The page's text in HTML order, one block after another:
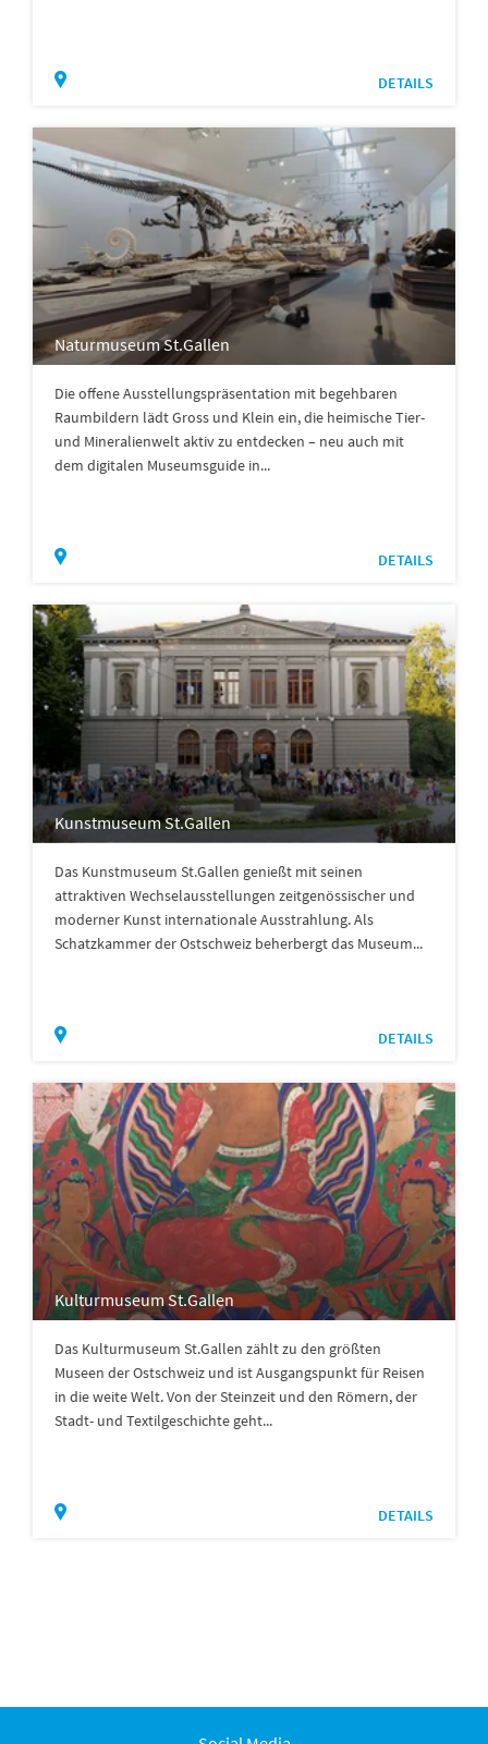
DETAILS
Naturmuseum St.Gallen
Die offene Ausstellungspräsentation mit begehbaren
Raumbildern lädt Gross und Klein ein, die heimische Tier-
und Mineralienwelt aktiv zu entdecken – neu auch mit
dem digitalen Museumsguide in...
DETAILS
Kunstmuseum St.Gallen
Das Kunstmuseum St.Gallen genießt mit seinen
attraktiven Wechselausstellungen zeitgenössischer und
moderner Kunst internationale Ausstrahlung. Als
Schatzkammer der Ostschweiz beherbergt das Museum...
DETAILS
Kulturmuseum St.Gallen
Das Kulturmuseum St.Gallen zählt zu den größten
Museen der Ostschweiz und ist Ausgangspunkt für Reisen
in die weite Welt. Von der Steinzeit und den Römern, der
Stadt- und Textilgeschichte geht...
DETAILS